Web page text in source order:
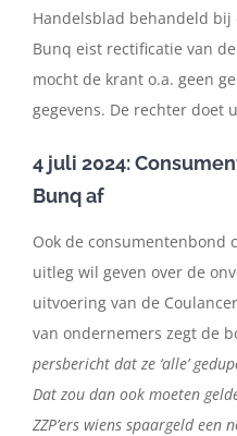
Handelsblad behandeld bij
Bunq eist rectificatie van
mocht de krant o.a. geen
gegevens. De rechter doet
4 juli 2024:
Bunq af
Ook de consumentenbond
uitleg wil geven over de
uitvoering van de
van ondernemers zegt de
persbericht dat ze ‘alle’
Dat zou dan ook moeten
ZZP’ers wiens spaargeld een